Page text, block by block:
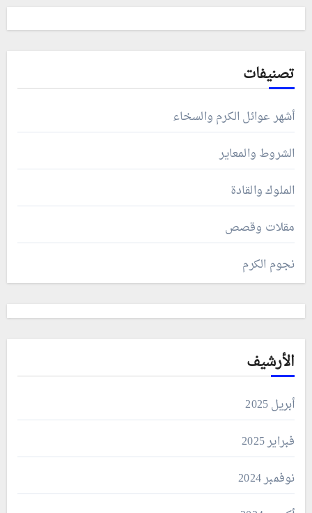
تصنيفات
أشهر عوائل الكرم والسخاء
الشروط والمعاير
الملوك والقادة
مقلات وقصص
نجوم الكرم
الأرشيف
أبريل 2025
فبراير 2025
نوفمبر 2024